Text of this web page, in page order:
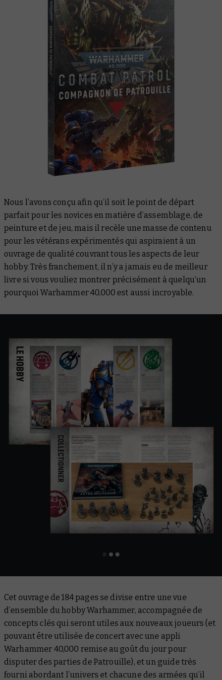
Nous l’avons conçu afin qu’il soit le point de départ
parfait pour les novices en matière d’assemblage, de
peinture et de jeu, mais il recèle une masse de contenu
pour les vétérans expérimentés qui aspiraient à un
ouvrage de qualité couvrant tous les aspects de leur
hobby. Très franchement, il n’y a jamais eu de meilleur
livre si vous vouliez montrer précisément à quelqu’un
pourquoi Warhammer 40,000 est aussi incroyable.
Cet ouvrage de 184 pages se divise entre une vue
d’ensemble du hobby Warhammer, accompagnée de
concepts clés qui seront utiles aux nouveaux joueurs (et
pouvant être utilisée de concert avec une appli
Warhammer 40,000 remise au goût du jour pour
disputer des parties de Patrouille), et un guide très
fourni abordant l’univers et chacune des armées qu’il